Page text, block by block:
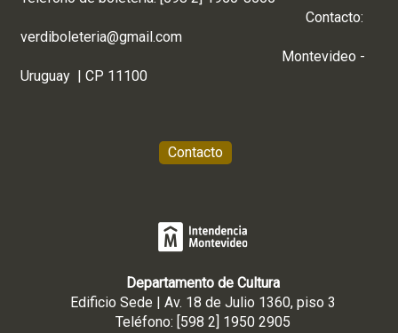
Contacto:
verdiboleteria@gmail.com
Montevideo -
Uruguay | CP 11100
Contacto
Departamento de Cultura
Edificio Sede | Av. 18 de Julio 1360, piso 3
Teléfono: [598 2] 1950 2905